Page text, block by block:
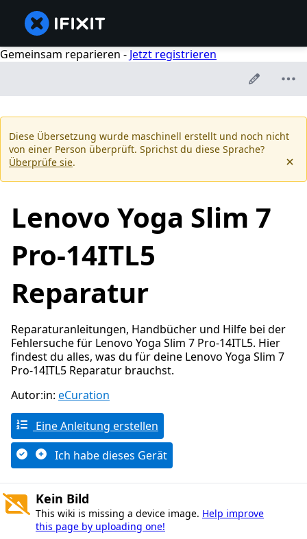
Gemeinsam reparieren - Jetzt registrieren
Diese Übersetzung wurde maschinell erstellt und noch nicht
von einer Person überprüft. Sprichst du diese Sprache?
Überprüfe sie.
Lenovo Yoga Slim 7
Pro-14ITL5
Reparatur
Reparaturanleitungen, Handbücher und Hilfe bei der
Fehlersuche für Lenovo Yoga Slim 7 Pro-14ITL5. Hier
findest du alles, was du für deine Lenovo Yoga Slim 7
Pro-14ITL5 Reparatur brauchst.
Autor:in: eCuration
Eine Anleitung erstellen
Ich habe dieses Gerät
Kein Bild
This wiki is missing a device image. Help improve
this page by uploading one!